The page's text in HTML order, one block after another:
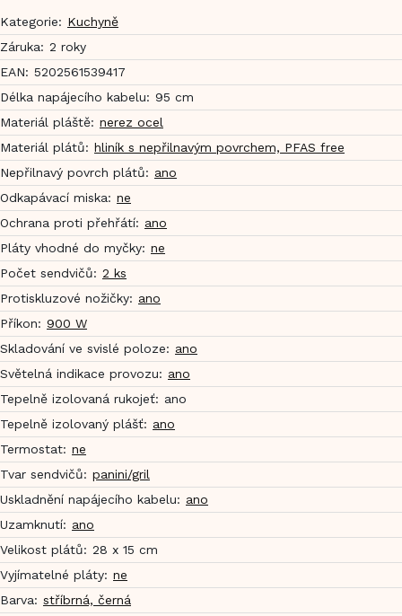
Kategorie: Kuchyně
Záruka: 2 roky
EAN: 5202561539417
Délka napájecího kabelu: 95 cm
Materiál pláště: nerez ocel
Materiál plátů: hliník s nepřilnavým povrchem, PFAS free
Nepřilnavý povrch plátů: ano
Odkapávací miska: ne
Ochrana proti přehřátí: ano
Pláty vhodné do myčky: ne
Počet sendvičů: 2 ks
Protiskluzové nožičky: ano
Příkon: 900 W
Skladování ve svislé poloze: ano
Světelná indikace provozu: ano
Tepelně izolovaná rukojeť: ano
Tepelně izolovaný plášť: ano
Termostat: ne
Tvar sendvičů: panini/gril
Uskladnění napájecího kabelu: ano
Uzamknutí: ano
Velikost plátů: 28 x 15 cm
Vyjímatelné pláty: ne
Barva: stříbrná, černá